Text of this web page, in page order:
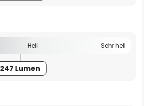
Hell Sehr hell
247 Lumen